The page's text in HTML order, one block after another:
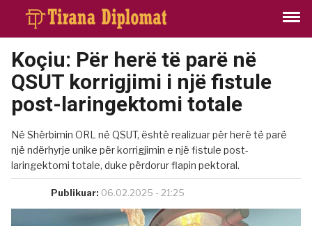
Koçiu: Për herë të parë në
QSUT korrigjimi i një fistule
post-laringektomi totale
Në Shërbimin ORL në QSUT, është realizuar për herë të parë
një ndërhyrje unike për korrigjimin e një fistule post-
laringektomi totale, duke përdorur flapin pektoral.
Publikuar: 06.02.2025 - 21:25